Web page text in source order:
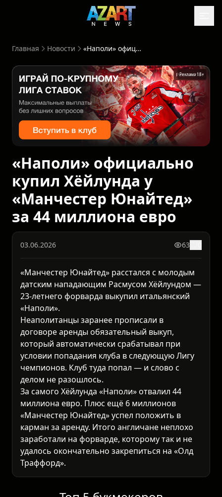
Главная Новости «Наполи» официально купил Хёйлунда у «Манчестер Юнайтед» за 44 миллиона евро
Реклама 18+
«Наполи» официально
купил Хёйлунда у
«Манчестер Юнайтед»
за 44 миллиона евро
03.06.2026 63
«Манчестер Юнайтед» расстался с молодым
датским нападающим Расмусом Хёйлундом —
23-летнего форварда выкупил итальянский
«Наполи».
Неаполитанцы заранее прописали в
договоре аренды обязательный выкуп,
который автоматически срабатывал при
условии попадания клуба в следующую Лигу
чемпионов. Клуб туда попал — и слово с
делом не разошлось.
За самого Хёйлунда «Наполи» отвалил 44
миллиона евро. Плюс ещё 6 миллионов
«Манчестер Юнайтед» успел положить в
карман за аренду. Итого англичане неплохо
заработали на форварде, которому так и не
удалось окончательно закрепиться на «Олд
Траффорд».